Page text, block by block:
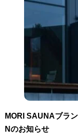
MORI SAUNAブラ
Nのお知らせ